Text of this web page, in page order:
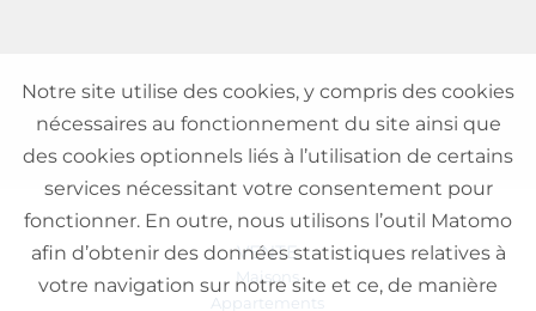
VENTE
Maisons
Appartements
Notre site utilise des cookies, y compris des cookies
nécessaires au fonctionnement du site ainsi que
des cookies optionnels liés à l’utilisation de certains
services nécessitant votre consentement pour
fonctionner. En outre, nous utilisons l’outil Matomo
afin d’obtenir des données statistiques relatives à
votre navigation sur notre site et ce, de manière